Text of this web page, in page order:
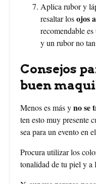
Aplica rubor y
resaltar losojos
recomendable
y un rubor no
Consejos
buen
Menos es más yno se
ten esto muy presente
sea para un evento en
Procura utilizar los
tonalidad de tu piel y a